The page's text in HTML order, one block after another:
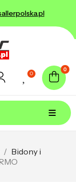
0
0
Bidony i